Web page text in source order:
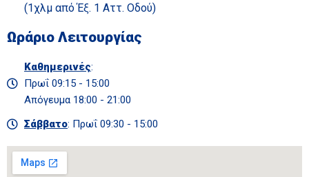
(1χλμ από Έξ. 1 Αττ. Οδού)
Ωράριο Λειτουργίας
Καθημερινές:
Πρωΐ 09:15 - 15:00
Απόγευμα 18:00 - 21:00
Σάββατο: Πρωΐ 09:30 - 15:00